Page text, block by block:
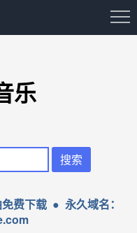
乐
费下载 ● 永久域名：